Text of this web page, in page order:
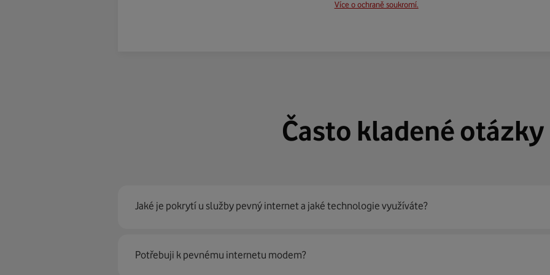
Více o ochraně soukromí.
Často kladené otázky
Jaké je pokrytí u služby pevný internet a jaké technologie využíváte?
Pevný internet můžeme nabídnout99 % českých domácností
prostřednictvím několika
Potřebuji k pevnému internetu modem?